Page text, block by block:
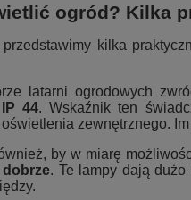
ogród? Kilka
przedstawimy kilka
latarni ogrodowych
44. Wskaźnik ten
zewnętrznego.
by w miarę
. Te lampy dają